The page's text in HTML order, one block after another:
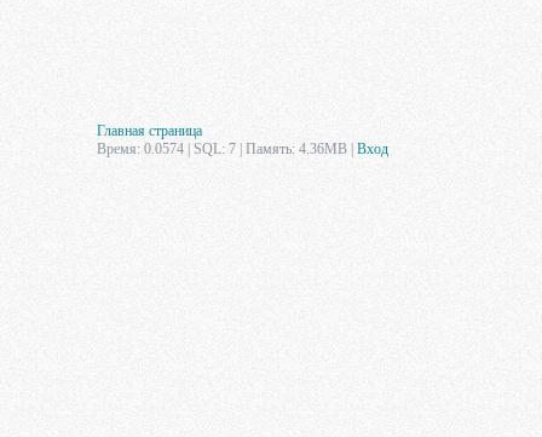
Главная страница
Время: 0.0574 | SQL: 7 | Память: 4.36MB Вход